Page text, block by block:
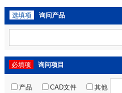
选填项 询问产品
必填项 询问项目
产品 CAD文件 其他